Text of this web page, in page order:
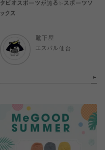
タビオスポーツが誇る✨スポーツソ
ックス
靴下屋
エスパル仙台